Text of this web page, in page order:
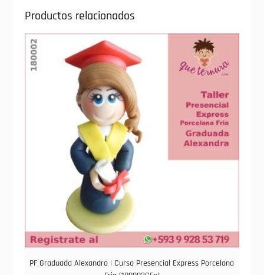
Productos relacionados
PF Graduada Alexandra | Curso Presencial Express Porcelana